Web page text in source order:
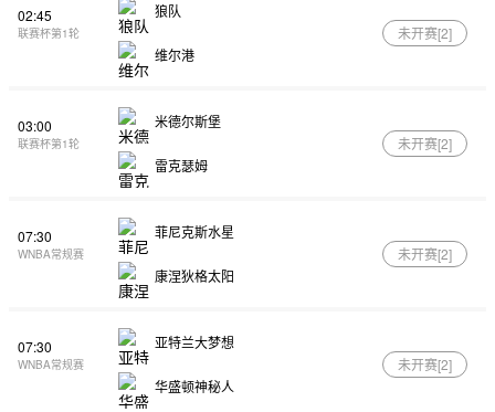
02:45
联赛杯第1轮
狼队
维尔港
未开赛[2]
03:00
联赛杯第1轮
米德尔斯堡
雷克瑟姆
未开赛[2]
07:30
WNBA常规赛
菲尼克斯水星
康涅狄格太阳
未开赛[2]
07:30
WNBA常规赛
亚特兰大梦想
华盛顿神秘人
未开赛[2]